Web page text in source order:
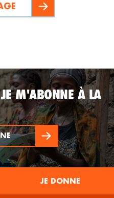
M'ABONNE À LA
JE DONNE